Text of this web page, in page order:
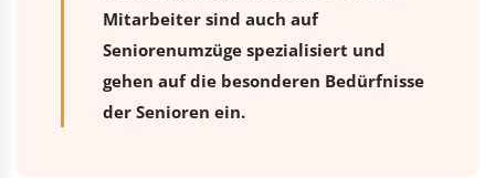
Mitarbeiter sind auch auf
Seniorenumzüge spezialisiert und
gehen auf die besonderen Bedürfnisse
der Senioren ein.